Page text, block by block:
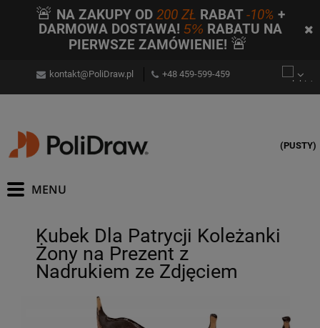
🚨 NA ZAKUPY OD200 ZŁ RABAT-10% +
DARMOWA DOSTAWA! 5% RABATU NA
PIERWSZE ZAMÓWIENIE! 🚨
kontakt@PoliDraw.pl +48 459-599-459
(PUSTY)
Kubek Dla Patrycji Koleżanki
Żony na Prezent z
Nadrukiem ze Zdjęciem